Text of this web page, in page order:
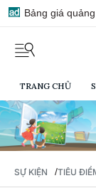
Bảng giá
TRANG CHỦ
SỰ KIỆN / TIÊU